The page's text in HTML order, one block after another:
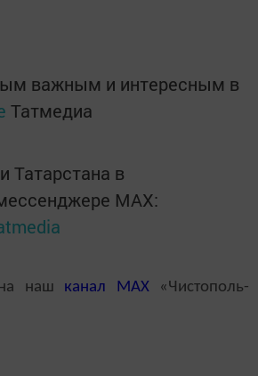
важным и интересным в
Татмедиа
Татарстана в
MАХ:
на наш канал MAX«Чистополь-